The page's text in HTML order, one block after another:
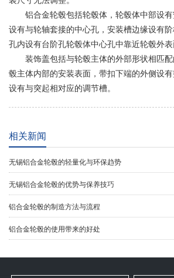
铝合金轮毂包括轮毂体，轮毂体中部设
设有与轮轴套接的中心孔，安装槽边缘设有
孔内设有台阶孔轮毂体中心孔中靠近轮毂外表
装饰盖包括与轮毂主体的外部形状相匹配
毂主体内部的安装表面，带扣下端的外侧设
设有与突起相对应的调节槽。
相关新闻
无锡铝合金轮毂的轻量化与环保趋势
无锡铝合金轮毂的优势与保养技巧
铝合金轮毂的制造方法与流程
铝合金轮毂的使用带来的好处